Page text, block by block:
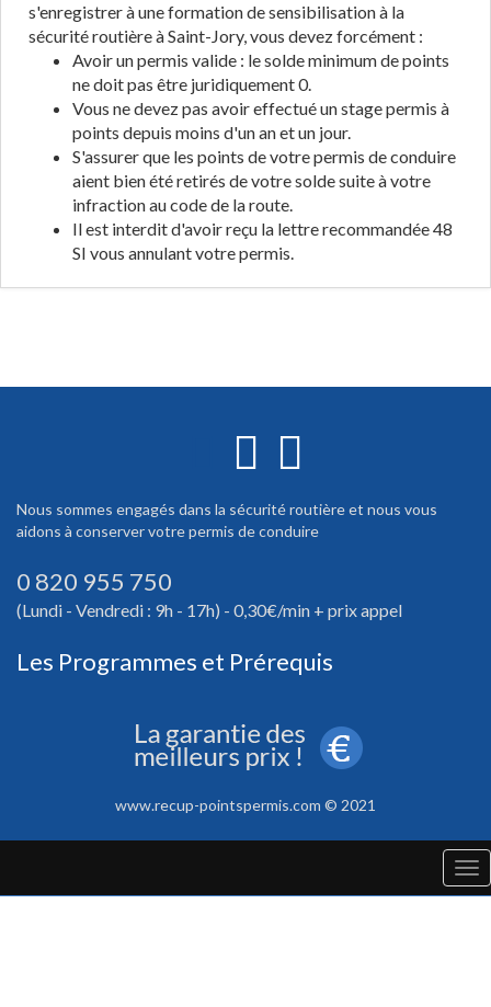
s'enregistrer à une formation de sensibilisation à la
sécurité routière à Saint-Jory, vous devez forcément :
Avoir un permis valide : le solde minimum de points
ne doit pas être juridiquement 0.
Vous ne devez pas avoir effectué un stage permis à
points depuis moins d'un an et un jour.
S'assurer que les points de votre permis de conduire
aient bien été retirés de votre solde suite à votre
infraction au code de la route.
Il est interdit d'avoir reçu la lettre recommandée 48
SI vous annulant votre permis.
Nous sommes engagés dans la sécurité routière et nous vous
aidons à conserver votre permis de conduire
0 820 955 750
(Lundi - Vendredi : 9h - 17h) - 0,30€/min + prix appel
Les Programmes et Prérequis
www.recup-pointspermis.com © 2021